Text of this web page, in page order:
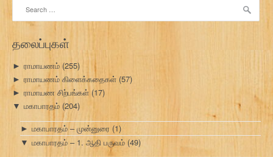
தலைப்புகள்
► ராமாயணம் (255)
► ராமாயணம் கிளைக்கதைகள் (57)
► ராமாயண சிற்பங்கள் (17)
▼ மகாபாரதம் (204)
► மகாபாரதம் – முன்னுரை (1)
▼ மகாபாரதம் – 1. ஆதி பருவம் (49)